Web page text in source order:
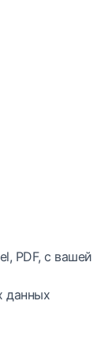
PDF, с вашей
данных